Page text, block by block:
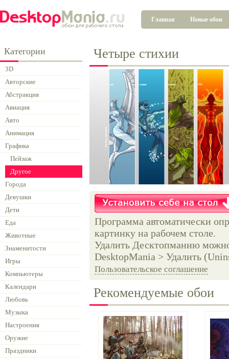
Главная Новые обои
Категории
3D
Авторские
Абстракция
Авиация
Авто
Анимация
Графика
Пейзаж
Другое
Города
Девушки
Дети
Еда
Животные
Знаменитости
Игры
Компьютеры
Календари
Любовь
Музыка
Настроения
Оружие
Праздники
Четыре стихии
Программа автоматически
картинку на рабочем столе.
Удалить Десктопманию
DesktopMania > Удалить
Пользовательское соглашение
Рекомендуемые обои